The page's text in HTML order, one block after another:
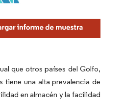
que otros países del Golfo,
tiene una alta prevalencia de
en almacén y la facilidad